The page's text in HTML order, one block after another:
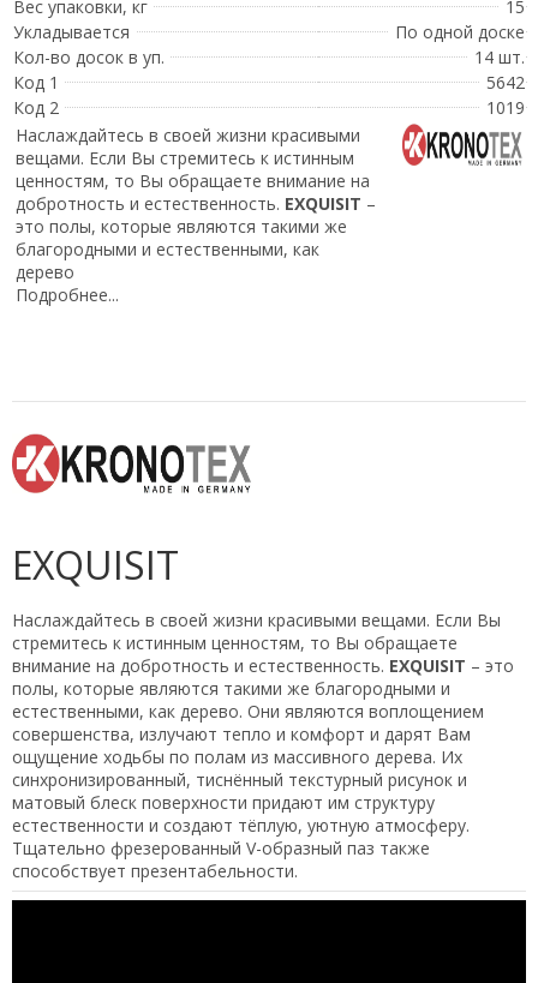
Вес упаковки, кг
15
Укладывается
По одной доске
Кол-во досок в уп.
14 шт.
Код 1
5642
Код 2
1019
Наслаждайтесь в своей жизни красивыми
вещами. Если Вы стремитесь к истинным
ценностям, то Вы обращаете внимание на
добротность и естественность. EXQUISIT –
это полы, которые являются такими же
благородными и естественными, как
дерево
Подробнее...
EXQUISIT
Наслаждайтесь в своей жизни красивыми вещами. Если Вы
стремитесь к истинным ценностям, то Вы обращаете
внимание на добротность и естественность. EXQUISIT – это
полы, которые являются такими же благородными и
естественными, как дерево. Они являются воплощением
совершенства, излучают тепло и комфорт и дарят Вам
ощущение ходьбы по полам из массивного дерева. Их
синхронизированный, тиснённый текстурный рисунок и
матовый блеск поверхности придают им структуру
естественности и создают тёплую, уютную атмосферу.
Тщательно фрезерованный V-образный паз также
способствует презентабельности.